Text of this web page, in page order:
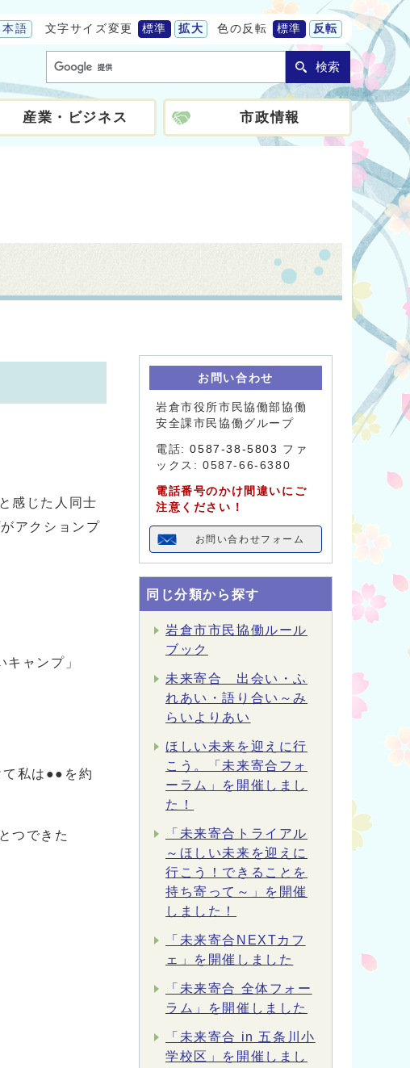
語 文字サイズ変更 標準 拡大 色の反転 標準 反転
検索
産業・ビジネス 市政情報
感じた人同士
アクションプ
ャンプ」
私は●●を約
つできた
お問い合わせ
岩倉市役所市民協働部協働
安全課市民協働グループ
電話:0587-38-5803 ファ
ックス: 0587-66-6380
電話番号のかけ間違いにご
注意ください！
お問い合わせフォーム
同じ分類から探す
岩倉市市民協働ルール
ブック
未来寄合 出会い・ふ
れあい・語り合い～み
らいよりあい
ほしい未来を迎えに行
こう。「未来寄合フォ
ーラム」を開催しまし
た！
「未来寄合トライアル
～ほしい未来を迎えに
行こう！できることを
持ち寄って～」を開催
しました！
「未来寄合NEXTカフ
ェ」を開催しました
「未来寄合 全体フォー
ラム」を開催しました
「未来寄合 in 五条川小
学校区」を開催しまし